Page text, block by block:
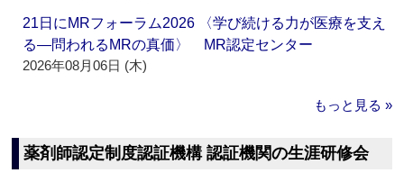
21日にMRフォーラム2026 〈学び続ける力が医療を支え
る―問われるMRの真価〉 MR認定センター
2026年08月06日 (木)
もっと見る »
薬剤師認定制度認証機構 認証機関の生涯研修会